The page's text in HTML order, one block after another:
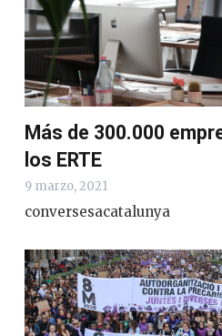
Más de 300.000
los ERTE
9 marzo, 2021
conversesacatalunya